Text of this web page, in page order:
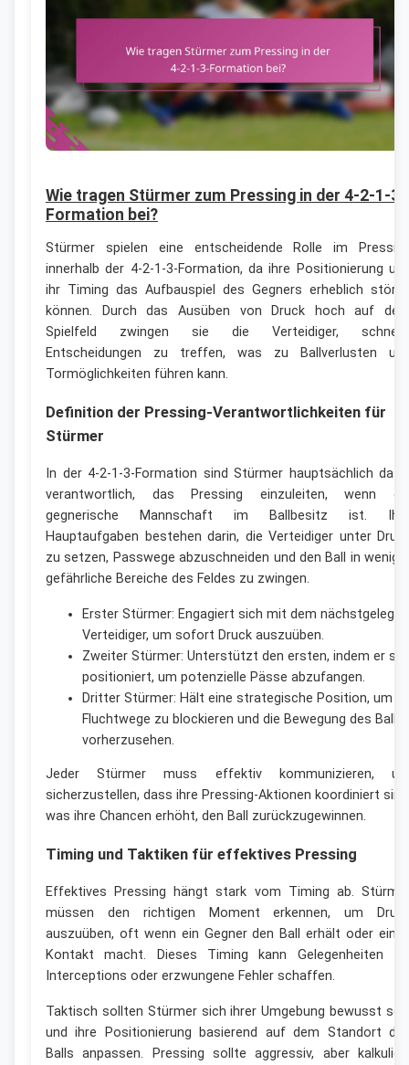
Wie tragen Stürmer zum Pressing in der 4-2-1-3-
Formation bei?
Stürmer spielen eine entscheidende Rolle im
innerhalb der 4-2-1-3-Formation, da ihre Positionierung
ihr Timing das Aufbauspiel des Gegners erheblich
können. Durch das Ausüben von Druck hoch auf
Spielfeld zwingen sie die Verteidiger,
Entscheidungen zu treffen, was zu Ballverlusten
Tormöglichkeiten führen kann.
Definition der Pressing-Verantwortlichkeiten für
Stürmer
In der 4-2-1-3-Formation sind Stürmer hauptsächlich
verantwortlich, das Pressing einzuleiten, wenn
gegnerische Mannschaft im Ballbesitz ist.
Hauptaufgaben bestehen darin, die Verteidiger unter
zu setzen, Passwege abzuschneiden und den Ball in
gefährliche Bereiche des Feldes zu zwingen.
Erster Stürmer: Engagiert sich mit dem
Verteidiger, um sofort Druck auszuüben.
Zweiter Stürmer: Unterstützt den ersten, indem er
positioniert, um potenzielle Pässe abzufangen.
Dritter Stürmer: Hält eine strategische Position, um
Fluchtwege zu blockieren und die Bewegung des Balls
vorherzusehen.
Jeder Stürmer muss effektiv kommunizieren,
sicherzustellen, dass ihre Pressing-Aktionen koordiniert
was ihre Chancen erhöht, den Ball zurückzugewinnen.
Timing und Taktiken für effektives Pressing
Effektives Pressing hängt stark vom Timing ab.
müssen den richtigen Moment erkennen, um
auszuüben, oft wenn ein Gegner den Ball erhält oder
Kontakt macht. Dieses Timing kann Gelegenheiten
Interceptions oder erzwungene Fehler schaffen.
Taktisch sollten Stürmer sich ihrer Umgebung bewusst
und ihre Positionierung basierend auf dem Standort
Balls anpassen. Pressing sollte aggressiv, aber